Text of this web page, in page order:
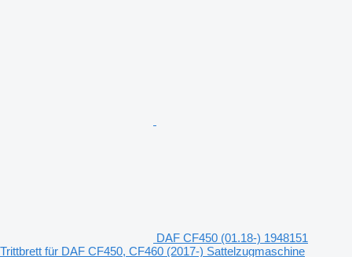
DAF CF450 (01.18-) 1948151
Trittbrett für DAF CF450, CF460 (2017-) Sattelzugmaschine